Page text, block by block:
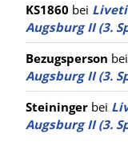
KS1860 bei
Augsburg II (3.
Bezugsperson bei
Augsburg II (3.
Steininger bei
Augsburg II (3.